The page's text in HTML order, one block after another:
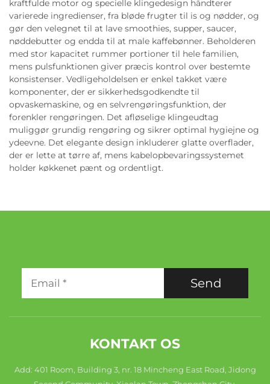
kraftfulde motor og specielle klingedesign håndterer
varierede ingredienser, fra bløde frugter til is og nødder, og
gør den velegnet til at lave smoothies, supper, saucer,
nøddebutter og endda til at male kaffebønner. Beholderen
med stor kapacitet rummer portioner til hele familien,
mens pulsfunktionen giver præcis kontrol over bestemte
konsistenser. Vedligeholdelsen er enkel takket være
komponenter, der er sikkerhedsgodkendte til
opvaskemaskine, og en selvrengøringsfunktion, der
forenkler rengøringen. Det afløselige klingeudtag
muliggør grundig rengøring og sikrer optimal hygiejne og
ydeevne. Det elegante design inkluderer glatte overflader,
der er lette at tørre af, mens kabelopbevaringssystemet
holder køkkenet pænt og ordentligt.
Send
KONTAKT OS
Add: 401 Room, Building 3, nr. 18 Mincheng East Road, Jidong